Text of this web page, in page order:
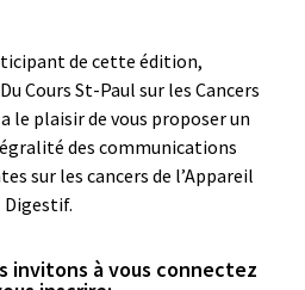
de cette édition,
Cours St-Paul sur les Cancers
le plaisir de vous proposer un
des communications
sur les cancers de l’Appareil
Digestif.
invitons à vous connectez